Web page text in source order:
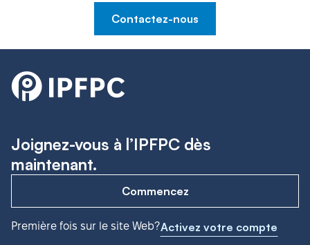
Contactez-nous
Joignez-vous à l’IPFPC dès
maintenant.
Commencez
Première fois sur le site Web?Activez votre compte